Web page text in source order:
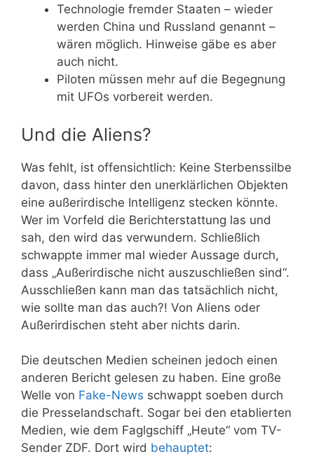
Technologie fremder Staaten – wieder
werden China und Russland genannt –
wären möglich. Hinweise gäbe es aber
auch nicht.
Piloten müssen mehr auf die Begegnung
mit UFOs vorbereit werden.
Und die Aliens?
Was fehlt, ist offensichtlich: Keine Sterbenssilbe
davon, dass hinter den unerklärlichen Objekten
eine außerirdische Intelligenz stecken könnte.
Wer im Vorfeld die Berichterstattung las und
sah, den wird das verwundern. Schließlich
schwappte immer mal wieder Aussage durch,
dass „Außerirdische nicht auszuschließen sind“.
Ausschließen kann man das tatsächlich nicht,
wie sollte man das auch?! Von Aliens oder
Außerirdischen steht aber nichts darin.
Die deutschen Medien scheinen jedoch einen
anderen Bericht gelesen zu haben. Eine große
Welle von Fake-News schwappt soeben durch
die Presselandschaft. Sogar bei den etablierten
Medien, wie dem Faglgschiff „Heute“ vom TV-
Sender ZDF. Dort wird behauptet: